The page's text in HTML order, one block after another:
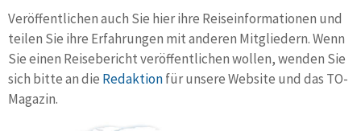
Veröffentlichen auch Sie hier ihre Reiseinformationen und
teilen Sie ihre Erfahrungen mit anderen Mitgliedern. Wenn
Sie einen Reisebericht veröffentlichen wollen, wenden Sie
sich bitte an die Redaktionfür unsere Website und das TO-
Magazin.